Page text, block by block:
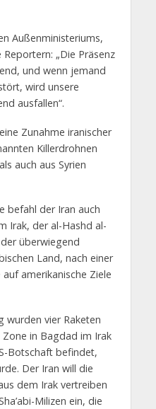
Außenministeriums,
„Die Präsenz
und wenn jemand
wird unsere
ausfallen“.
Zunahme iranischer
Killerdrohnen
auch aus Syrien
befahl der Iran auch
Irak, der al-Hashd al-
überwiegend
Land, nach einer
amerikanische Ziele
wurden vier Raketen
in Bagdad im Irak
Botschaft befindet,
Der Iran will die
dem Irak vertreiben
Milizen ein, die